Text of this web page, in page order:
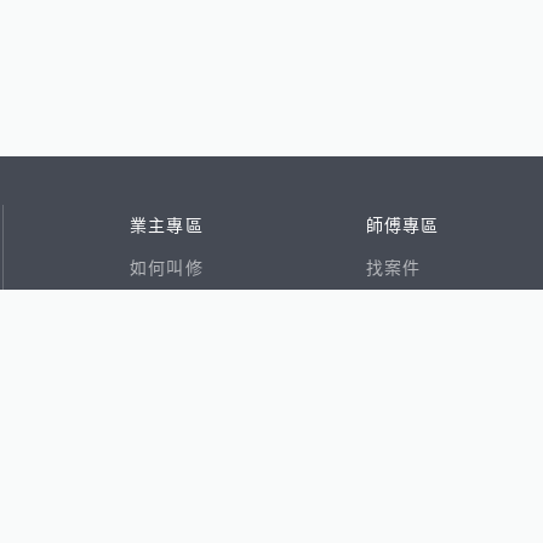
業主專區
如何叫修
師傅專區
找案件